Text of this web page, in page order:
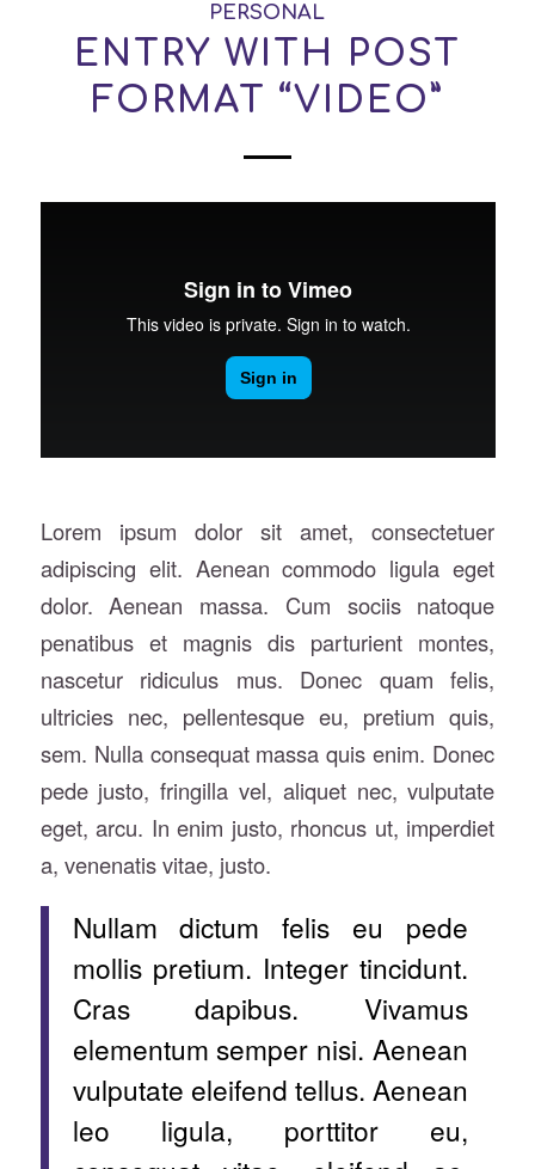
PERSONAL
ENTRY WITH POST
FORMAT “VIDEO”
Lorem ipsum dolor sit amet, consectetuer
adipiscing elit. Aenean commodo ligula eget
dolor. Aenean massa. Cum sociis natoque
penatibus et magnis dis parturient montes,
nascetur ridiculus mus. Donec quam felis,
ultricies nec, pellentesque eu, pretium quis,
sem. Nulla consequat massa quis enim. Donec
pede justo, fringilla vel, aliquet nec, vulputate
eget, arcu. In enim justo, rhoncus ut, imperdiet
a, venenatis vitae, justo.
Nullam dictum felis eu pede
mollis pretium. Integer tincidunt.
Cras dapibus. Vivamus
elementum semper nisi. Aenean
vulputate eleifend tellus. Aenean
leo ligula, porttitor eu,